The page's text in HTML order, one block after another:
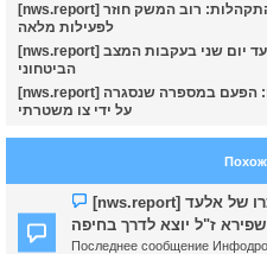
[nws.report] פיקוד העורף מסיר את מגבלת ההתקהלות: רוב המשק חוזר
לפעילות מלאה
[nws.report] עדכון להורים: הלמידה מרחוק תימשך עד יום שני בעקבות המצב
הביטחוני
[nws.report] שוב תושבי שטחים מועסקים בחיפה: הפעם במספרה שנסגרה
על ידי צו משטרתי
Н
о
[nws.report] הערב זה קורה: טורניר ההנצחה לזכרו של אלעד
שפירא ז"ל יוצא לדרך בחיפה
Последнее сообщение